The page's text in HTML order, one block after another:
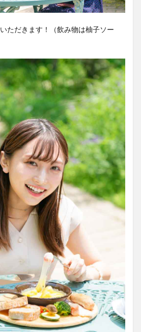
ただきます！（飲み物は柚子ソー